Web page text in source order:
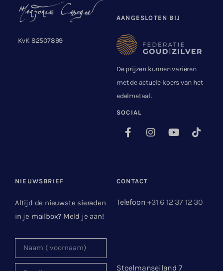
KvK 82507899
AANGESLOTEN BIJ
De prijzen kunnen variëren
met de actuele koers van het
edelmetaal.
SOCIAL
NIEUWSBRIEF
Altijd de nieuwste sieraden
in je mailbox? Meld je aan!
CONTACT
Telefoon +31 6 12 37 12 30
Stoelmanseiland 7